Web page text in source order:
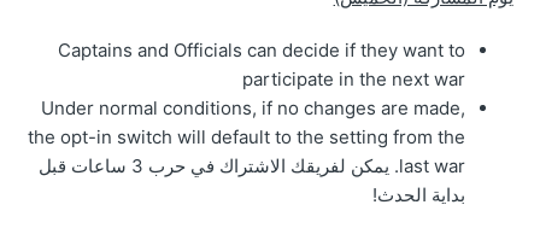
Captains and Officials can decide if they want to
participate in the next war
Under normal conditions, if no changes are made,
the opt-in switch will default to the setting from the
last war. يمكن لفريقك الاشتراك في حرب 3 ساعات قبل
بداية الحدث!